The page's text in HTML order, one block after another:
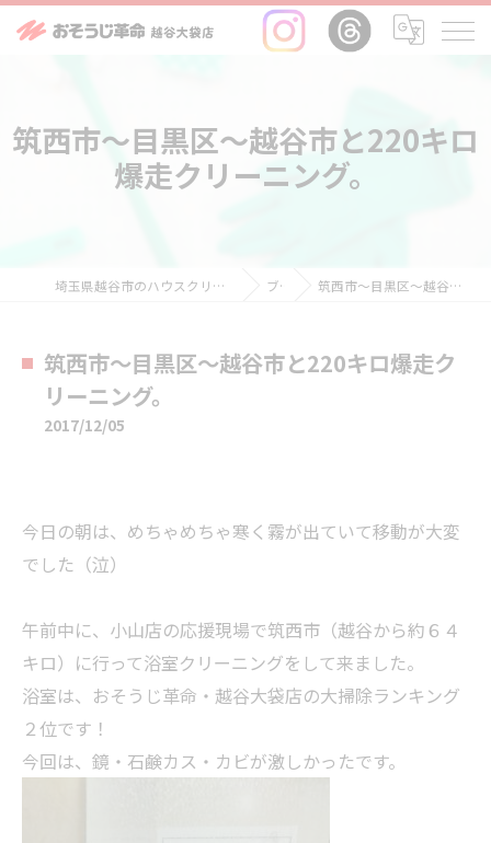
筑西市～目黒区～越谷市と220キロ
爆走クリーニング。
埼玉県越谷市のハウスクリーニングならおそうじ革命越谷大袋店 ブログ 筑西市～目黒区～越谷市と220キロ爆走クリーニング。
筑西市～目黒区～越谷市と220キロ爆走ク
リーニング。
2017/12/05
今日の朝は、めちゃめちゃ寒く霧が出ていて移動が大変
でした（泣）
午前中に、小山店の応援現場で筑西市（越谷から約６４
キロ）に行って浴室クリーニングをして来ました。
浴室は、おそうじ革命・越谷大袋店の大掃除ランキング
２位です！
今回は、鏡・石鹸カス・カビが激しかったです。